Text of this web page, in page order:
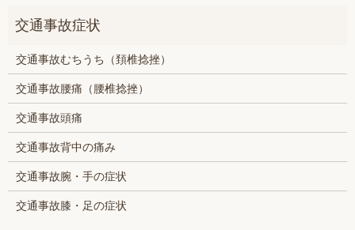
交通事故むちうち（頚椎捻挫）
交通事故腰痛（腰椎捻挫）
交通事故頭痛
交通事故背中の痛み
交通事故腕・手の症状
交通事故膝・足の症状